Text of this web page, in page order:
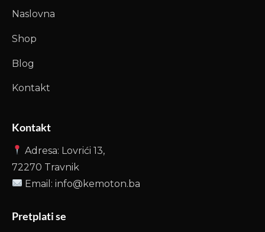
Naslovna
Shop
Blog
Kontakt
Kontakt
Adresa: Lovrići 13,
72270 Travnik
Email: info@kemoton.ba
Pretplati se